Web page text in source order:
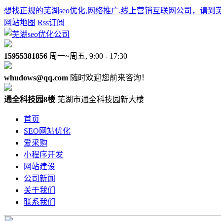
想找正规的芜湖seo优化,网络推广,线上营销互联网公司，请到
网站地图 Rss订阅
15955381856 周一~周五, 9:00 - 17:30
whudows@qq.com 随时欢迎您前来咨询！
通全科技园8楼 芜湖市通全科技园新大楼
首页
SEO网站优化
爱采购
小程序开发
网站建设
公司新闻
关于我们
联系我们